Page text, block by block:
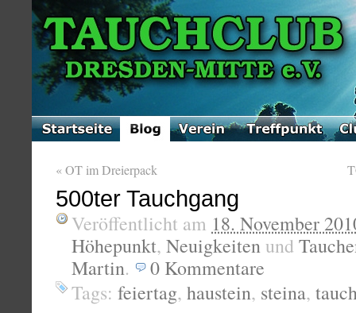
«OT im Dreierpack
500ter Tauchgang
Veröffentlicht am 18. November
Höhepunkt, Neuigkeiten und
Martin. 0 Kommentare
Tags: feiertag, haustein, steina,